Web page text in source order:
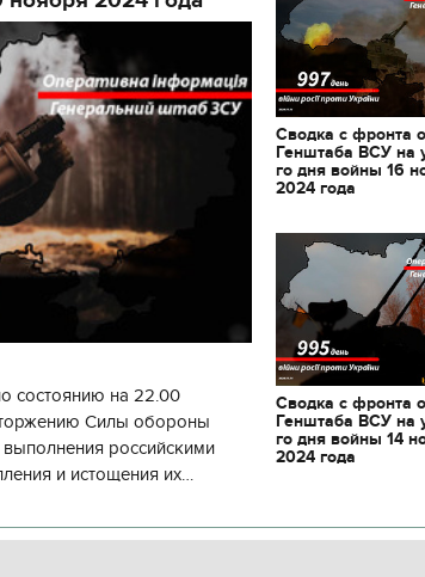
состоянию на 22.00
Силы обороны
российскими
и истощения их
Сводка с фронта
Генштаба ВСУ на
го дня войны 16
2024 года
Сводка с фронта
Генштаба ВСУ на
го дня войны 14
2024 года
11.10.2017 | 16:22
Времена Руси: как выглядят
декорации к фильму
"Сторожевая застава"